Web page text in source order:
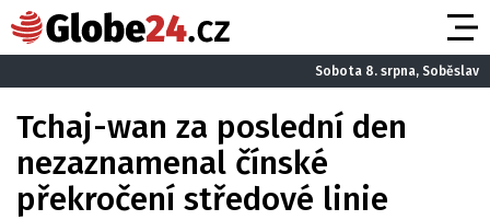
Sobota 8. srpna, Soběslav
Tchaj-wan za poslední den
nezaznamenal čínské
překročení středové linie